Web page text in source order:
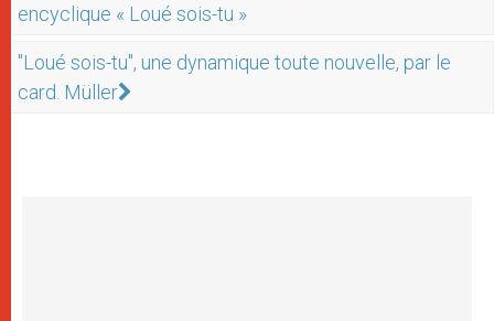
encyclique « Loué sois-tu »
"Loué sois-tu", une dynamique toute nouvelle, par le
card. Müller